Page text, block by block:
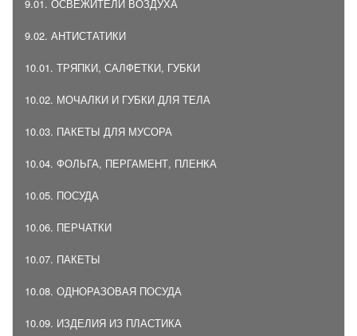
9.01. ОСВЕЖИТЕЛИ ВОЗДУХА
9.02. АНТИСТАТИКИ
10.01. ТРЯПКИ, САЛФЕТКИ, ГУБКИ
10.02. МОЧАЛКИ И ГУБКИ ДЛЯ ТЕЛА
10.03. ПАКЕТЫ ДЛЯ МУСОРА
10.04. ФОЛЬГА, ПЕРГАМЕНТ, ПЛЕНКА
10.05. ПОСУДА
10.06. ПЕРЧАТКИ
10.07. ПАКЕТЫ
10.08. ОДНОРАЗОВАЯ ПОСУДА
10.09. ИЗДЕЛИЯ ИЗ ПЛАСТИКА